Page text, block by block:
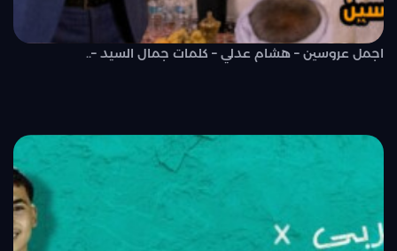
اجمل عروسين – هشام عدلي – كلمات جمال السيد –..